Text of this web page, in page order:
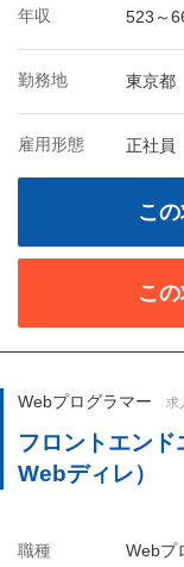
年収 523～
勤務地 東京都
雇用形態 正社員
こ
こ
Webプログラマー 求
フロントエン
Webディレ）
職種 Webプ